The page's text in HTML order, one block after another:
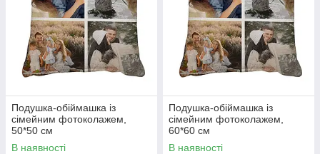
Подушка-обіймашка із
сімейним фотоколажем,
50*50 см
В наявності
Подушка-обіймашка із
сімейним фотоколажем,
60*60 см
В наявності